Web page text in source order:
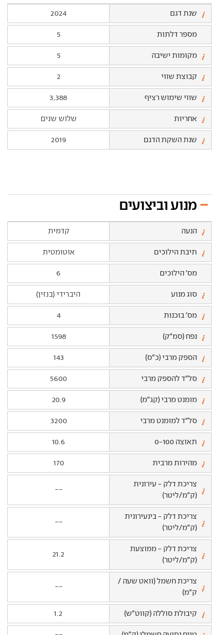
שנת דגם 2024
מספר דלתות 5
מקומות ישיבה 5
קבוצת שווי 2
שווי שימוש רציף 3,388
אחריות שלוש שנים
שנת השקת הדגם 2019
מנוע וביצועים
הנעה קדמית
תיבת הילוכים אוטומטית
מס' הילוכים 6
סוג מנוע היברידי (בנזין)
מס' בוכנות 4
נפח (סמ"ק) 1598
הספק מרבי (כ"ס) 143
סל"ד להספק מרבי 5600
מומנט מרבי (קג"מ) 20.9
סל"ד למומנט מרבי 3200
תאוצה 0-100 10.6
מהירות מרבית 170
צריכת דלק - עירונית
(ק"מ/ליטר)
--
צריכת דלק - בינעירונית
(ק"מ/ליטר)
--
צריכת דלק - ממוצעת
(ק"מ/ליטר)
21.2
צריכת חשמל (וואט שעה /
ק"מ)
--
קיבולת סוללה (קווט"ש) 1.2